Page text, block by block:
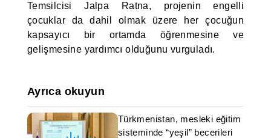
Temsilcisi Jalpa Ratna, projenin engelli
çocuklar da dahil olmak üzere her çocuğun
kapsayıcı bir ortamda öğrenmesine ve
gelişmesine yardımcı olduğunu vurguladı.
Ayrıca okuyun
Türkmenistan, mesleki eğitim
sisteminde “yeşil” becerileri